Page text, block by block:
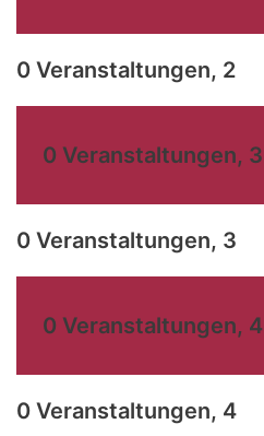
0 Veranstaltungen, 2
0 Veranstaltungen, 3
0 Veranstaltungen, 3
0 Veranstaltungen, 4
0 Veranstaltungen, 4